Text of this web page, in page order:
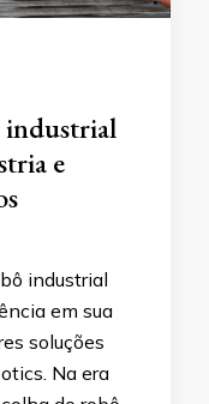
industrial
e
industrial
em sua
soluções
Na era